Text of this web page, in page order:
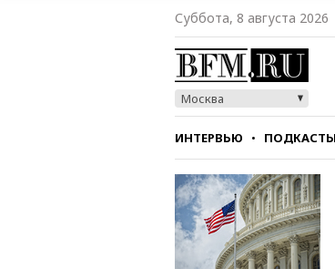
Суббота, 8 августа 2026
Москва
ИНТЕРВЬЮ ПОДКАСТЫ
СТИЛЬ ТЕСТЫ